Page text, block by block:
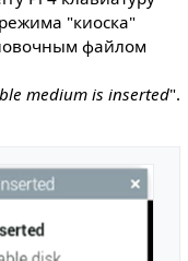
"киоска"
файлом
medium is inserted".